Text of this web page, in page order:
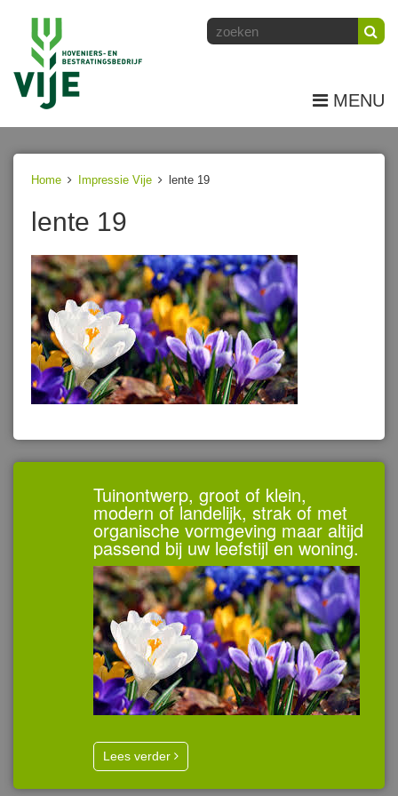
MENU
Home Impressie Vije lente 19
lente 19
Tuinontwerp, groot of klein,
modern of landelijk, strak of met
organische vormgeving maar altijd
passend bij uw leefstijl en woning.
Lees verder